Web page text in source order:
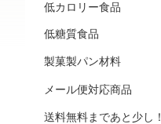
低カロリー食品
低糖質食品
製菓製パン材料
メール便対応商品
送料無料まであと少し！